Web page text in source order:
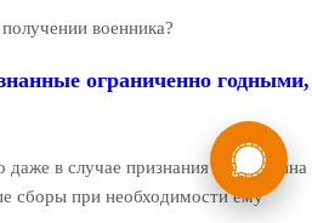
военника?
ограниченно годными,
в случае признания гражданина
сборы при необходимости ему
8 (800) 775-35-89